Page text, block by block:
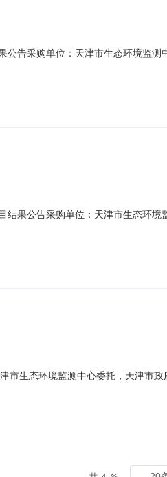
告采购单位：天津市生态环境监测
价金额评审结果报价时间天津市环
果公告采购单位：天津市生态环境
审。中选供应商总报价金额评审结
市生态环境监测中心委托，天津市
标供应商地址：静海区团泊新城西